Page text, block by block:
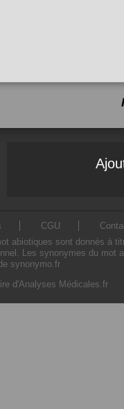
CGU
abiotiques sont donnés à
Les synonymes du mot
synonymo.fr
d'Analyses Médicales.fr